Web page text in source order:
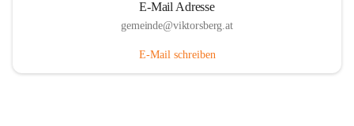
E-Mail Adresse
gemeinde@viktorsberg.at
E-Mail schreiben